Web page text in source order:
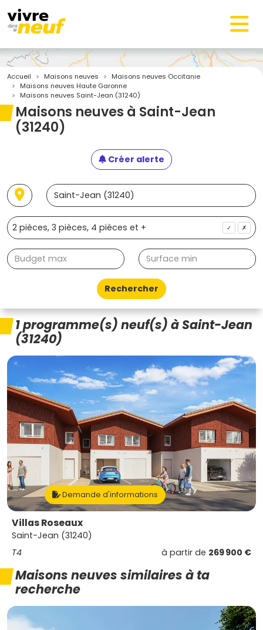
Accueil Maisons neuves
Maisons neuves Occitanie
Maisons neuves Haute Garonne
Maisons neuves Saint-Jean (31240)
Maisons neuves à Saint-Jean
(31240)
Créer alerte
✓ ✗
Rechercher
1 programme(s) neuf(s) à Saint-Jean
(31240)
Demande d'informations
Villas Roseaux
Saint-Jean (31240)
T4
à partir de 269 900 €
Maisons neuves similaires à ta
recherche